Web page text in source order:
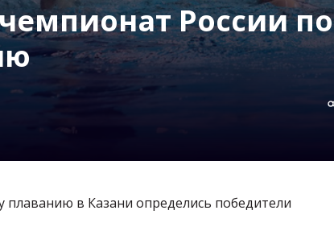
России по
в Казани определись победители